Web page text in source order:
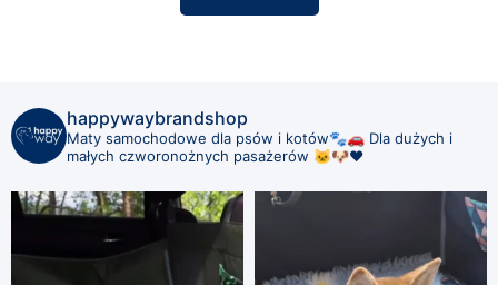
happywaybrandshop
Maty samochodowe dla psów i kotów🐾🚗 Dla dużych i
małych czworonożnych pasażerów 🐱🐶❤️